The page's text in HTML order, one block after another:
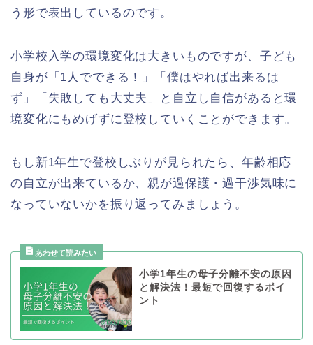
う形で表出しているのです。
小学校入学の環境変化は大きいものですが、子ども
自身が「1人でできる！」「僕はやれば出来るは
ず」「失敗しても大丈夫」と自立し自信があると環
境変化にもめげずに登校していくことができます。
もし新1年生で登校しぶりが見られたら、年齢相応
の自立が出来ているか、親が過保護・過干渉気味に
なっていないかを振り返ってみましょう。
小学1年生の母子分離不安の原因
と解決法！最短で回復するポイ
ント